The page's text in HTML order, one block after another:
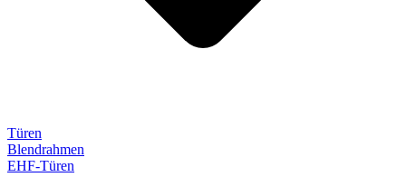
Türen
Blendrahmen
EHF-Türen